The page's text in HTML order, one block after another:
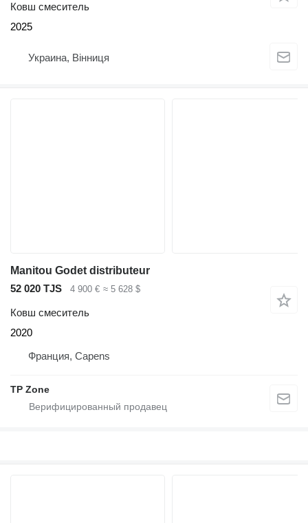
Ковш смеситель
2025
Украина, Вінниця
Manitou Godet distributeur
52 020 TJS
4 900 € ≈ 5 628 $
Ковш смеситель
2020
Франция, Capens
TP Zone